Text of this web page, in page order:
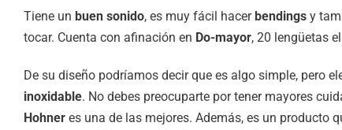
Tiene un buen sonido, es muy fácil hacer bendings y
tocar. Cuenta con afinación en Do-mayor, 20 lengüetas
De su diseño podríamos decir que es algo simple, pero
inoxidable. No debes preocuparte por tener mayores
Hohner es una de las mejores. Además, es un producto